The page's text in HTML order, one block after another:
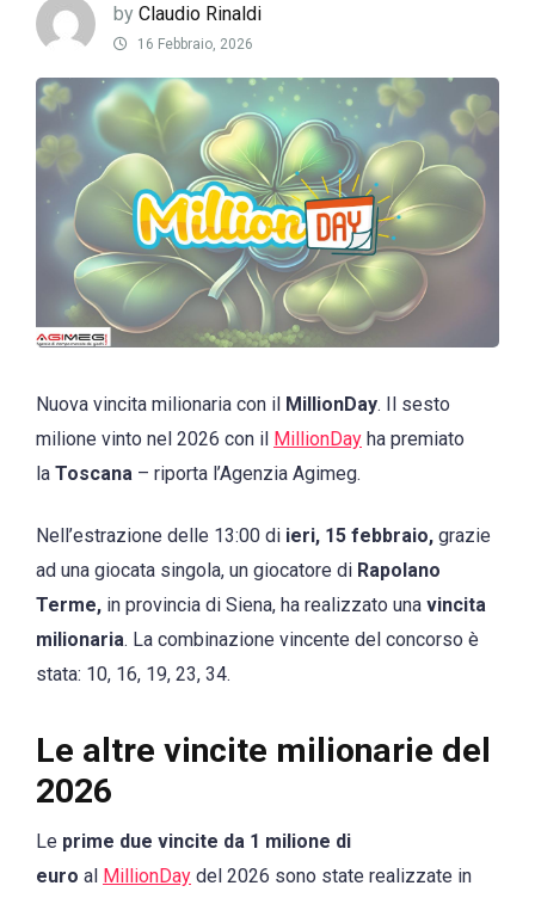
by Claudio Rinaldi
16 Febbraio, 2026
Nuova vincita milionaria con il MillionDay. Il sesto
milione vinto nel 2026 con il MillionDay ha premiato
la Toscana – riporta l’Agenzia Agimeg.
Nell’estrazione delle 13:00 di ieri, 15 febbraio, grazie
ad una giocata singola, un giocatore di Rapolano
Terme, in provincia di Siena, ha realizzato una vincita
milionaria. La combinazione vincente del concorso è
stata: 10, 16, 19, 23, 34.
Le altre vincite milionarie del
2026
Le prime due vincite da 1 milione di
euro al MillionDay del 2026 sono state realizzate in